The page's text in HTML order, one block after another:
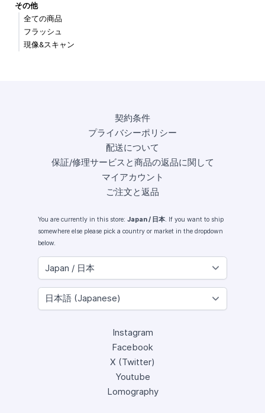
その他
全ての商品
フラッシュ
現像&スキャン
契約条件
プライバシーポリシー
配送について
保証/修理サービスと商品の返品に関して
マイアカウント
ご注文と返品
You are currently in this store: Japan / 日本. If you want to ship
somewhere else please pick a country or market in the dropdown
below.
Instagram
Facebook
X (Twitter)
Youtube
Lomography